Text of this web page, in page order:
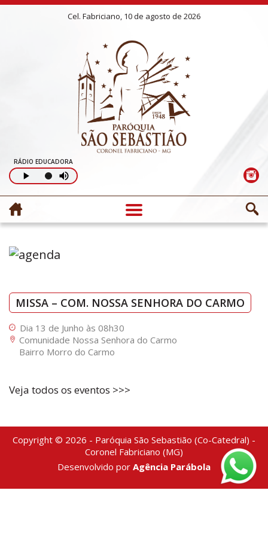
Cel. Fabriciano, 10 de agosto de 2026
RÁDIO EDUCADORA
MISSA – COM. NOSSA SENHORA DO CARMO
Dia 13 de Junho às 08h30
Comunidade Nossa Senhora do Carmo
Bairro Morro do Carmo
Veja todos os eventos >>>
Copyright © 2026 - Paróquia São Sebastião (Co-Catedral) -
Coronel Fabriciano (MG)
Desenvolvido por Agência Parábola